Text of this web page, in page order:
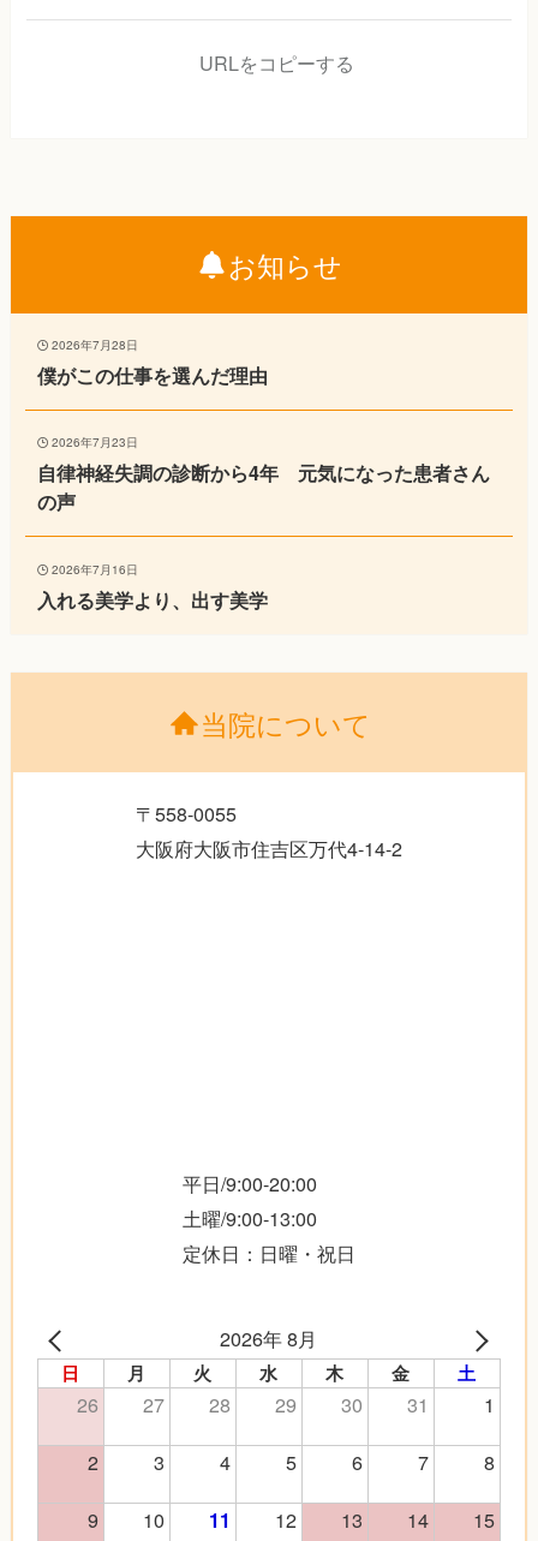
URLをコピーする
お知らせ
2026年7月28日
僕がこの仕事を選んだ理由
2026年7月23日
自律神経失調の診断から4年 元気になった患者さん
の声
2026年7月16日
入れる美学より、出す美学
当院について
〒558-0055
大阪府大阪市住吉区万代4-14-2
平日/9:00-20:00
土曜/9:00-13:00
定休日：日曜・祝日
2026年 8月
日 月 火 水 木 金 土
26 27 28 29 30 31
1
2
3 4 5 6 7
8
9
10 11 12 13 14
15